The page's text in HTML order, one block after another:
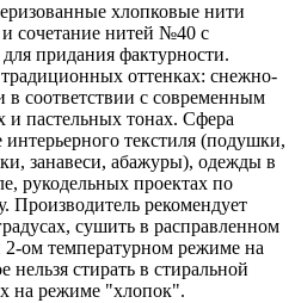
хлопковые нити
сочетание нитей №40 с
придания фактурности.
оттенках: снежно-
соответствии с современным
пастельных тонах. Сфера
текстиля (подушки,
занавеси, абажуры), одежды в
рукодельных проектах по
Производитель рекомендует
сушить в расправленном
2-ом температурном режиме на
стирать в стиральной
на режиме "хлопок".